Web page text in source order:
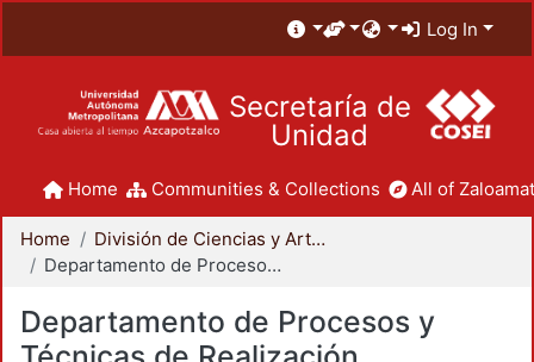
Log In
Secretaría de
Unidad
Home Communities & Collections All of
Home
División de Ciencias y Artes para el Diseño
Departamento de Procesos y Técnicas de Realización
Departamento de Procesos y